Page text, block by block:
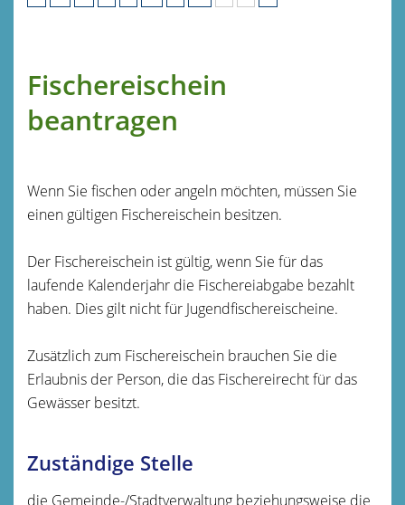
Fischereischein
beantragen
Wenn Sie fischen oder angeln möchten, müssen Sie
einen gültigen Fischereischein besitzen.
Der Fischereischein ist gültig, wenn Sie für das
laufende Kalenderjahr die Fischereiabgabe bezahlt
haben. Dies gilt nicht für Jugendfischereischeine.
Zusätzlich zum Fischereischein brauchen Sie die
Erlaubnis der Person, die das Fischereirecht für das
Gewässer besitzt.
Zuständige Stelle
die Gemeinde-/Stadtverwaltung beziehungsweise die